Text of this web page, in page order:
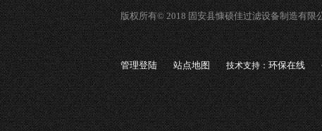
版权所有© 2018 固安县慷硕佳过滤设备制造有限
管理登陆 站点地图 技术支持：环保在线